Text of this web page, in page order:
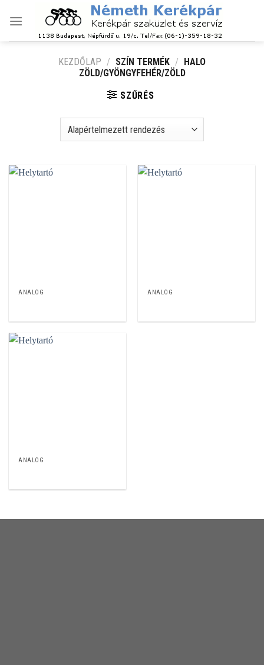
KEZDŐLAP / SZÍN TERMÉK / HALO
ZÖLD/GYÖNGYFEHÉR/ZÖLD
SZŰRÉS
ANALÓG ANALÓG
ANALÓG